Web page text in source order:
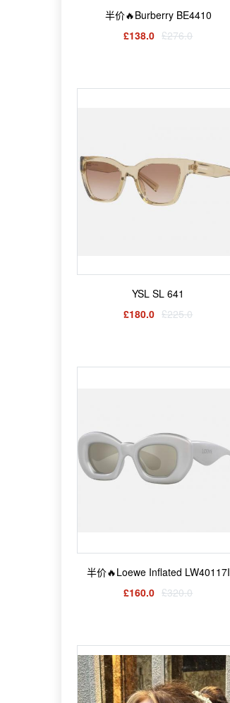
半价🔥Burberry BE4410
£138.0 £276.0
YSL SL 641
£180.0 £225.0
半价🔥Loewe Inflated LW40117I
£160.0 £320.0